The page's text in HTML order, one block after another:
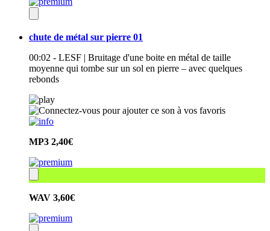
chute de métal sur pierre 01
00:02 - LESF | Bruitage d'une boite en métal de taille
moyenne qui tombe sur un sol en pierre – avec quelques
rebonds
MP3 2,40€
WAV 3,60€